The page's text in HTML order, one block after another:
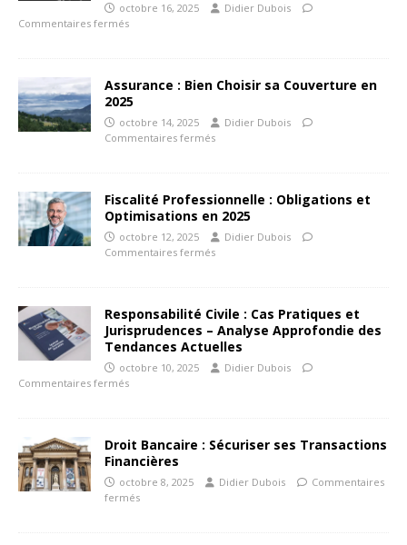
octobre 16, 2025
Didier Dubois
Commentaires fermés
Assurance : Bien Choisir sa Couverture en
2025
octobre 14, 2025
Didier Dubois
Commentaires fermés
Fiscalité Professionnelle : Obligations et
Optimisations en 2025
octobre 12, 2025
Didier Dubois
Commentaires fermés
Responsabilité Civile : Cas Pratiques et
Jurisprudences – Analyse Approfondie des
Tendances Actuelles
octobre 10, 2025
Didier Dubois
Commentaires fermés
Droit Bancaire : Sécuriser ses Transactions
Financières
octobre 8, 2025 Didier Dubois
Commentaires
fermés